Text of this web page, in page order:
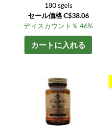
180 sgels
セール価格 C$38.06
ディスカウント％ 46%
カートに入れる